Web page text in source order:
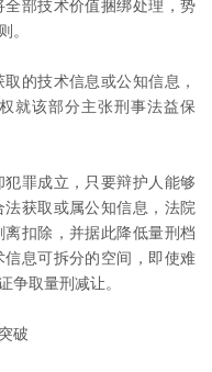
部技术价值捆绑处理，势
。
的技术信息或公知信息，
就该部分主张刑事法益保
罪成立，只要辩护人能够
获取或属公知信息，法院
扣除，并据此降低量刑档
息可拆分的空间，即使难
争取量刑减让。
破